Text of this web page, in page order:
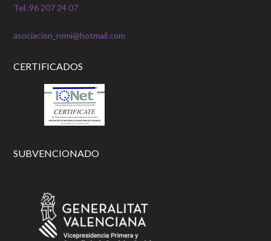
Tel. 96 207 24 07
asociacion_romi@hotmail.com
CERTIFICADOS
SUBVENCIONADO